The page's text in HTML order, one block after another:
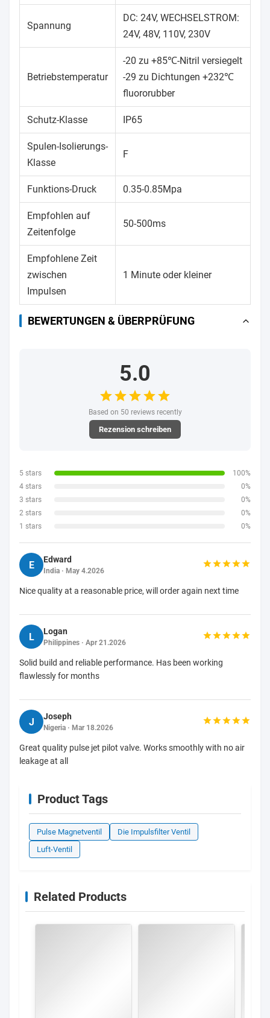
Spannung
DC: 24V, WECHSELSTROM:
24V, 48V, 110V, 230V
Betriebstemperatur
-20 zu +85℃-Nitril versiegelt
-29 zu Dichtungen +232℃
fluororubber
Schutz-Klasse IP65
Spulen-Isolierungs-
Klasse
F
Funktions-Druck 0.35-0.85Mpa
Empfohlen auf
Zeitenfolge
50-500ms
Empfohlene Zeit
zwischen
Impulsen
1 Minute oder kleiner
BEWERTUNGEN & ÜBERPRÜFUNG
5.0
Based on 50 reviews recently
Rezension schreiben
5 stars
100%
4 stars
0%
3 stars
0%
2 stars
0%
1 stars
0%
E Edward
India · May 4.2026
Nice quality at a reasonable price, will order again next time
L Logan
Philippines · Apr 21.2026
Solid build and reliable performance. Has been working
flawlessly for months
J Joseph
Nigeria · Mar 18.2026
Great quality pulse jet pilot valve. Works smoothly with no air
leakage at all
Product Tags
Pulse Magnetventil
Die Impulsfilter Ventil
Luft-Ventil
Related Products